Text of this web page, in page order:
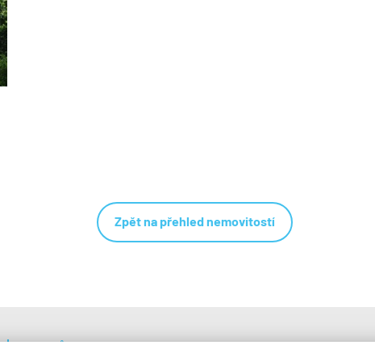
Zpět na přehled nemovitostí
100klíčů, a.s.
Kariéra a spolupráce